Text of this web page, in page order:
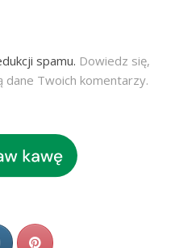
spamu. Dowiedz się,
Twoich komentarzy.